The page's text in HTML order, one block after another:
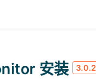
安装 3.0.2